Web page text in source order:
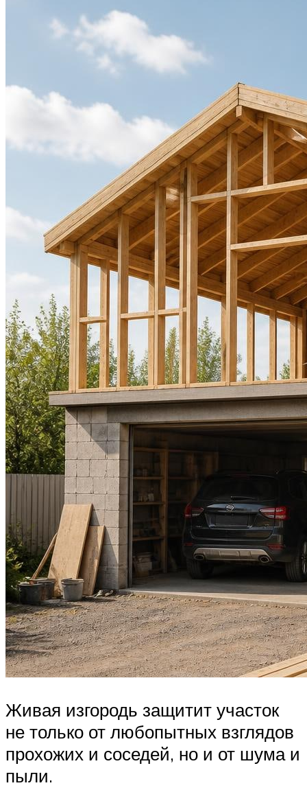
Живая изгородь защитит участок
не только от любопытных взглядов
прохожих и соседей, но и от шума и
пыли.